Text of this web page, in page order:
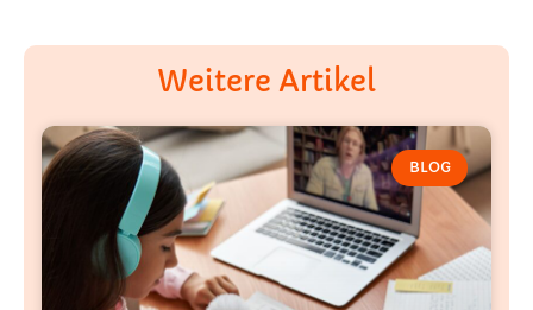
Weitere Artikel
BLOG